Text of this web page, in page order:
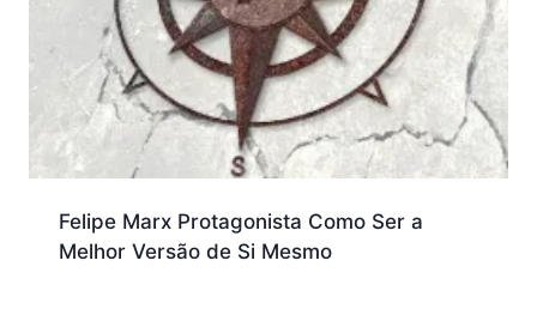
Felipe Marx Protagonista Como Ser a
Melhor Versão de Si Mesmo